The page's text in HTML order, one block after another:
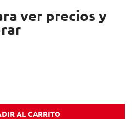
ver precios y
AL CARRITO